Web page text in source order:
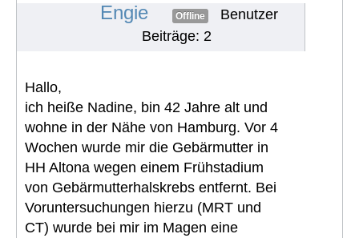
Engie Offline
Benutzer
Beiträge: 2
Hallo,
ich heiße Nadine, bin 42 Jahre alt und
wohne in der Nähe von Hamburg. Vor 4
Wochen wurde mir die Gebärmutter in
HH Altona wegen einem Frühstadium
von Gebärmutterhalskrebs entfernt. Bei
Voruntersuchungen hierzu (MRT und
CT) wurde bei mir im Magen eine